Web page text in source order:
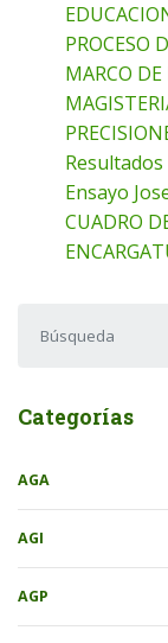
PROCESO
MARCO
Ensayo
CUADRO
Categorías
AGA
AGI
AGP